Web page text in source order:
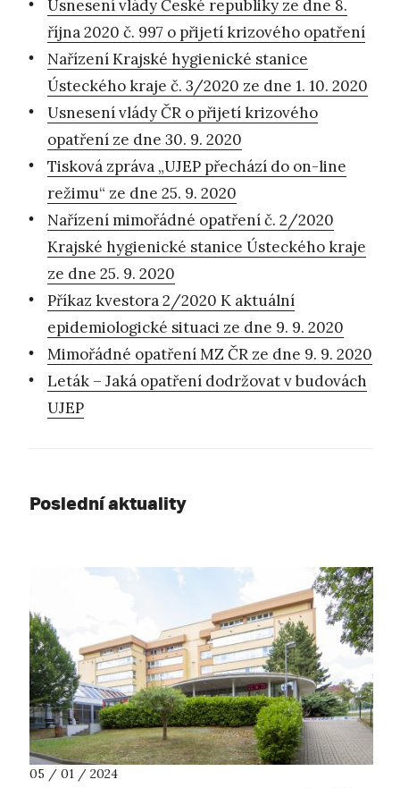
Usnesení vlády České republiky ze dne 8.
října 2020 č. 997 o přijetí krizového opatření
Nařízení Krajské hygienické stanice
Ústeckého kraje č. 3/2020 ze dne 1. 10. 2020
Usnesení vlády ČR o přijetí krizového
opatření ze dne 30. 9. 2020
Tisková zpráva „UJEP přechází do on-line
režimu“ ze dne 25. 9. 2020
Nařízení mimořádné opatření č. 2/2020
Krajské hygienické stanice Ústeckého kraje
ze dne 25. 9. 2020
Příkaz kvestora 2/2020 K aktuální
epidemiologické situaci ze dne 9. 9. 2020
Mimořádné opatření MZ ČR ze dne 9. 9. 2020
Leták – Jaká opatření dodržovat v budovách
UJEP
Poslední aktuality
05 / 01 / 2024